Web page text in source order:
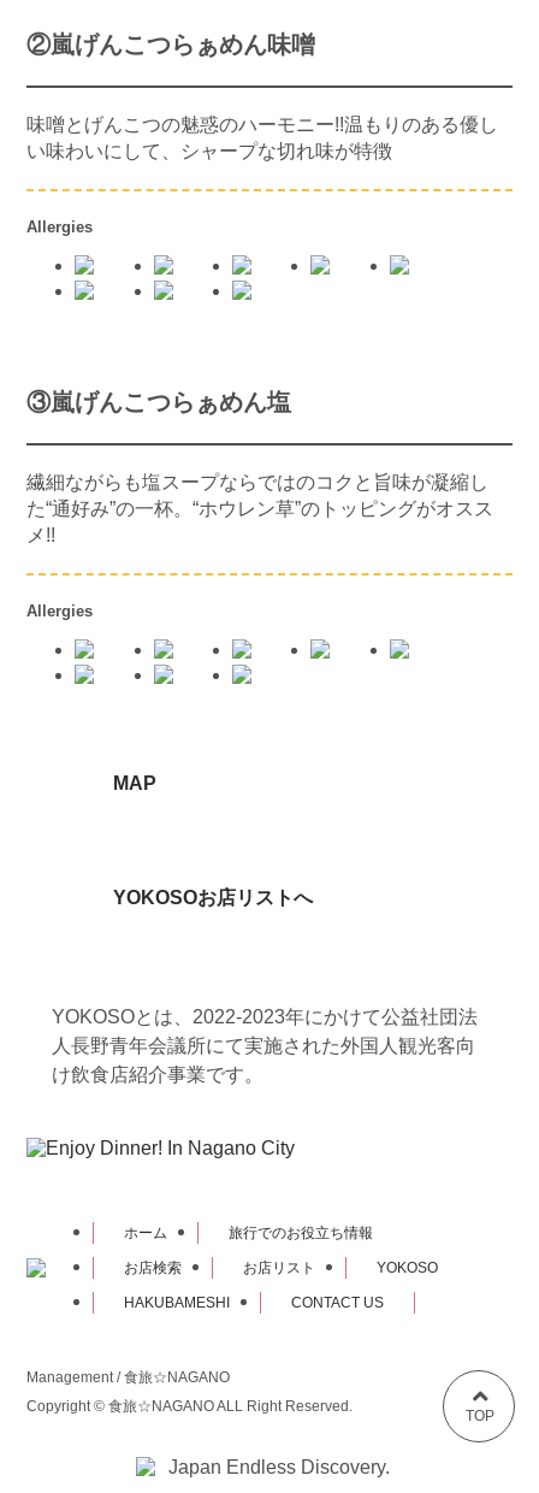
②嵐げんこつらぁめん味噌
味噌とげんこつの魅惑のハーモニー!!温もりのある優し
い味わいにして、シャープな切れ味が特徴
Allergies
③嵐げんこつらぁめん塩
繊細ながらも塩スープならではのコクと旨味が凝縮し
た“通好み”の一杯。“ホウレン草”のトッピングがオスス
メ!!
Allergies
MAP
YOKOSOお店リストへ
YOKOSOとは、2022-2023年にかけて公益社団法
人長野青年会議所にて実施された外国人観光客向
け飲食店紹介事業です。
ホーム 旅行でのお役立ち情報
お店検索 お店リスト YOKOSO
HAKUBAMESHI CONTACT US
Management / 食旅☆NAGANO
Copyright © 食旅☆NAGANO ALL Right Reserved.